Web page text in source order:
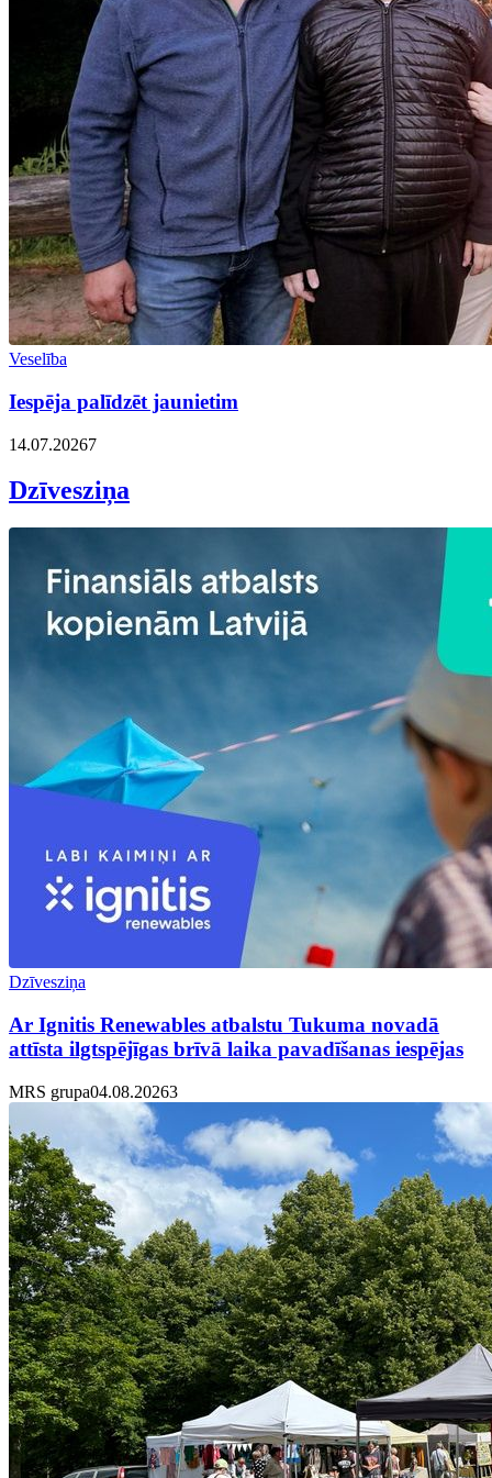
Veselība
Iespēja palīdzēt jaunietim
14.07.20267
Dzīvesziņa
Dzīvesziņa
Ar Ignitis Renewables atbalstu Tukuma novadā
attīsta ilgtspējīgas brīvā laika pavadīšanas iespējas
MRS grupa04.08.20263